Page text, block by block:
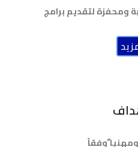
ومحفزة لتقديم برامج
ًوفقاً